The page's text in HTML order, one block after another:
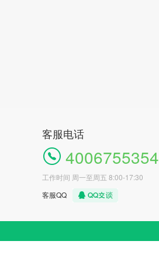
客服电话
4006755354
工作时间 周一至周五 8:00-17:30
客服QQ